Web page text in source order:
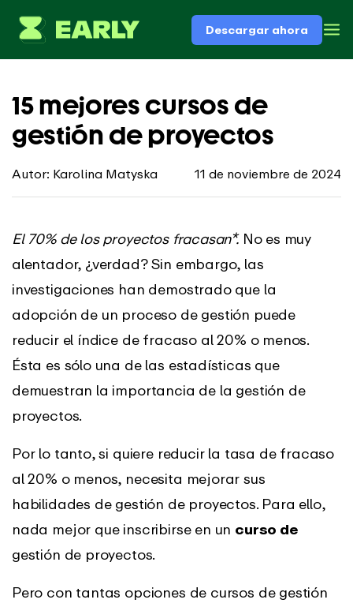
Descargar ahora
15 mejores cursos de
gestión de proyectos
Autor: Karolina Matyska 11 de noviembre de 2024
El 70% de los proyectos fracasan*.No es muy
alentador, ¿verdad? Sin embargo, las
investigaciones han demostrado que la
adopción de un proceso de gestión puede
reducir el índice de fracaso al 20% o menos.
Ésta es sólo una de las estadísticas que
demuestran la importancia de la gestión de
proyectos.
Por lo tanto, si quiere reducir la tasa de fracaso
al 20% o menos, necesita mejorar sus
habilidades de gestión de proyectos. Para ello,
nada mejor que inscribirse en un curso de
gestión de proyectos.
Pero con tantas opciones de cursos de gestión